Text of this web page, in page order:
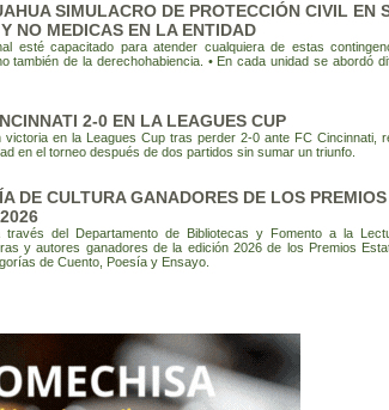
SIMULACRO DE PROTECCIÓN CIVIL EN
NO MEDICAS EN LA ENTIDAD
esté capacitado para atender cualquiera de estas
también de la derechohabiencia. • En cada unidad se abordó
2-0 EN LA LEAGUES CUP
en la Leagues Cup tras perder 2-0 ante FC Cincinnati,
en el torneo después de dos partidos sin sumar un triunfo.
DE CULTURA GANADORES DE LOS
través del Departamento de Bibliotecas y Fomento a la
y autores ganadores de la edición 2026 de los Premios
de Cuento, Poesía y Ensayo.